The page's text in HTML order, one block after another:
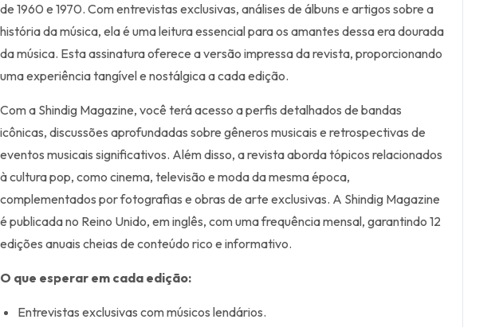
de 1960 e 1970. Com entrevistas exclusivas, análises de álbuns e artigos sobre a
história da música, ela é uma leitura essencial para os amantes dessa era dourada
da música. Esta assinatura oferece a versão impressa da revista, proporcionando
uma experiência tangível e nostálgica a cada edição.
Com a Shindig Magazine, você terá acesso a perfis detalhados de bandas
icônicas, discussões aprofundadas sobre gêneros musicais e retrospectivas de
eventos musicais significativos. Além disso, a revista aborda tópicos relacionados
à cultura pop, como cinema, televisão e moda da mesma época,
complementados por fotografias e obras de arte exclusivas. A Shindig Magazine
é publicada no Reino Unido, em inglês, com uma frequência mensal, garantindo 12
edições anuais cheias de conteúdo rico e informativo.
O que esperar em cada edição:
Entrevistas exclusivas com músicos lendários.